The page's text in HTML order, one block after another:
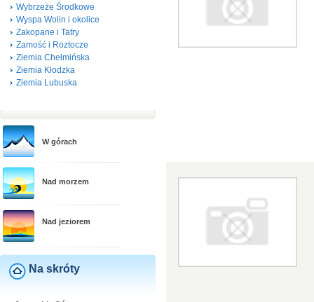
Wybrzeże Środkowe
Wyspa Wolin i okolice
Zakopane i Tatry
Zamość i Roztocze
Ziemia Chełmińska
Ziemia Kłodzka
Ziemia Lubuska
W górach
Nad morzem
Nad jeziorem
Na skróty